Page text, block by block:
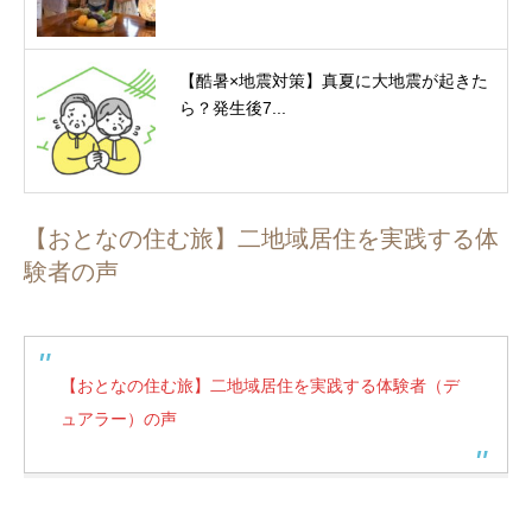
【酷暑×地震対策】真夏に大地震が起きた
ら？発生後7...
【おとなの住む旅】二地域居住を実践する体
験者の声
【おとなの住む旅】二地域居住を実践する体験者（デ
ュアラー）の声